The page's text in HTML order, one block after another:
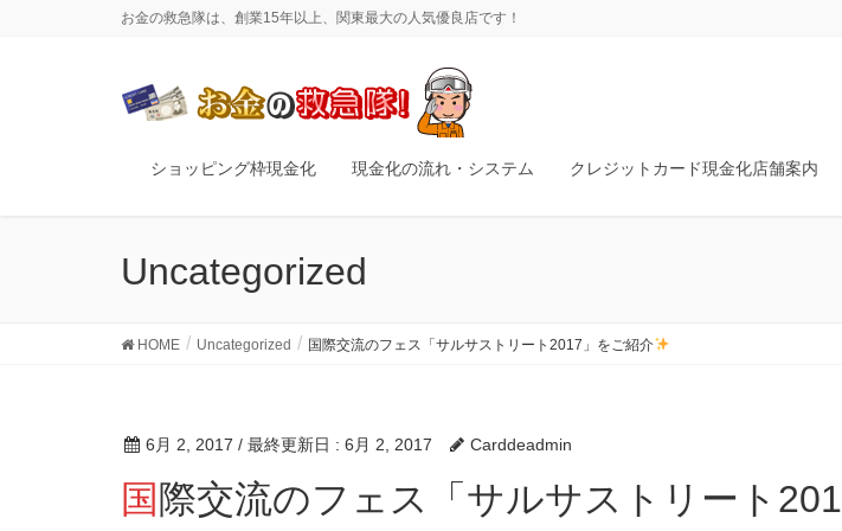
お金の救急隊は、創業15年以上、関東最大の人気優良店です！
ショッピング枠現金化 現金化の流れ・システム クレジットカード現金化店舗案内
Uncategorized
HOME Uncategorized 国際交流のフェス「サルサストリート2017」をご紹介
6月 2, 2017 / 最終更新日 : 6月 2, 2017 Carddeadmin
国際交流のフェス「サルサストリート2017」をご